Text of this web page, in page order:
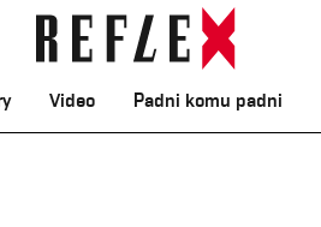
Video Padni komu padni